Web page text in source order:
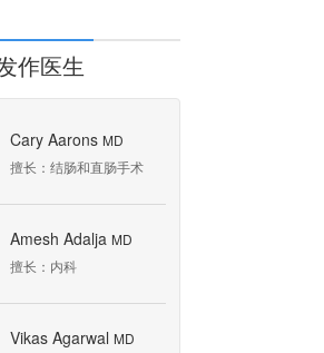
作医生
Cary Aarons MD
擅长：结肠和直肠手术
Amesh Adalja MD
擅长：内科
Vikas Agarwal MD